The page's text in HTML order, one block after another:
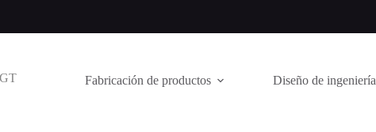
Fabricación de productos Diseño de ingeniería